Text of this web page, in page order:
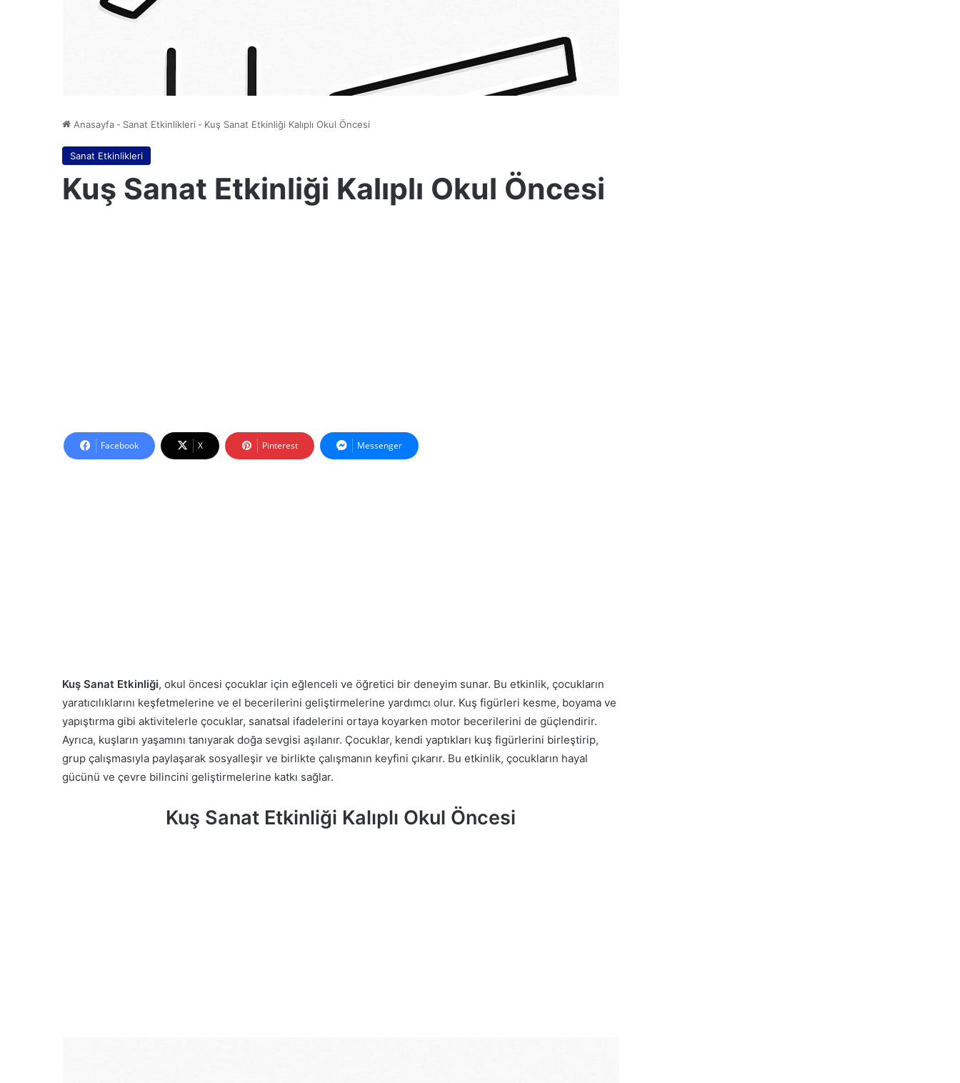
Anasayfa - Sanat Etkinlikleri - Kuş Sanat Etkinliği Kalıplı Okul Öncesi
Sanat Etkinlikleri
Kuş Sanat Etkinliği Kalıplı Okul Öncesi
Facebook X Pinterest Messenger
Kuş Sanat Etkinliği, okul öncesi çocuklar için eğlenceli ve öğretici bir deneyim sunar. Bu etkinlik, çocukların
yaratıcılıklarını keşfetmelerine ve el becerilerini geliştirmelerine yardımcı olur. Kuş figürleri kesme, boyama ve
yapıştırma gibi aktivitelerle çocuklar, sanatsal ifadelerini ortaya koyarken motor becerilerini de güçlendirir.
Ayrıca, kuşların yaşamını tanıyarak doğa sevgisi aşılanır. Çocuklar, kendi yaptıkları kuş figürlerini birleştirip,
grup çalışmasıyla paylaşarak sosyalleşir ve birlikte çalışmanın keyfini çıkarır. Bu etkinlik, çocukların hayal
gücünü ve çevre bilincini geliştirmelerine katkı sağlar.
Kuş Sanat Etkinliği Kalıplı Okul Öncesi